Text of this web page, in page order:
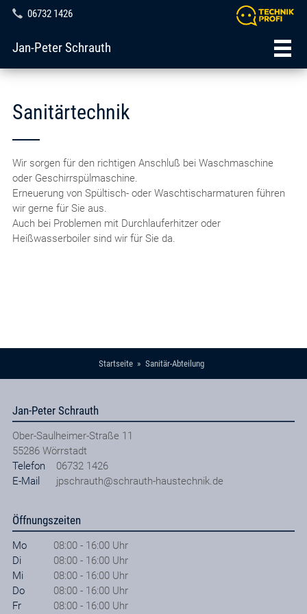
06732 1426
Jan-Peter Schrauth
Sanitärtechnik
Wir sorgen für den richtigen Anschluß bei Waschmaschine
oder Geschirrspülmaschine.
Erneuerung von Spültisch- oder Waschtischarmaturen führen
wir gerne für Sie aus.
Auch bei Problemen mit Durchlauferhitzer oder
Heißwasserboiler sind wir für Sie da.
Startseite Sanitär-Abteilung
Jan-Peter Schrauth
Ober-Saulheimer-Straße 11
55286 Wörrstadt
Telefon
06732 1426
E-Mail
jpschrauth@schrauth-haustechnik.de
Öffnungszeiten
Mo
08:00 - 16:00 Uhr
Di
08:00 - 16:00 Uhr
Mi
08:00 - 16:00 Uhr
Do
08:00 - 16:00 Uhr
Fr
08:00 - 16:00 Uhr